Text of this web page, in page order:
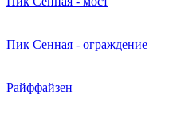
Пик Сенная - ограждение
Райффайзен